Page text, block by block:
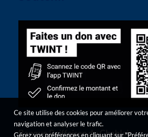
Banque Raiffeisen du Chablais
Ce site utilise des cookies pour améliorer
navigation et analyser le trafic.
Gérez vos préférences en cliquant sur